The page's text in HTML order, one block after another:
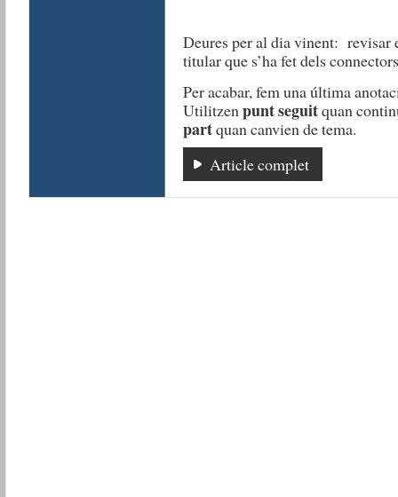
Deures per al dia vinent: revisar
titular que s’ha fet dels
Per acabar, fem una última
Utilitzenpunt seguitquan
partquan canvien de tema.
Article complet